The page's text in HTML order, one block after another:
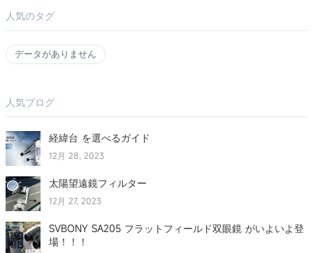
人気のタグ
データがありません
人気ブログ
経緯台 を選べるガイド
12月 28, 2023
太陽望遠鏡フィルター
12月 27, 2023
SVBONY SA205 フラットフィールド双眼鏡 がいよいよ登
場！！！